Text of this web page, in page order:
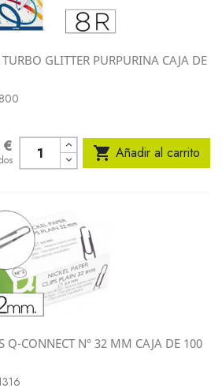
GLITTER PURPURINA CAJA DE
 Añadir al carrito
Q-CONNECT Nº 32 MM CAJA DE 100